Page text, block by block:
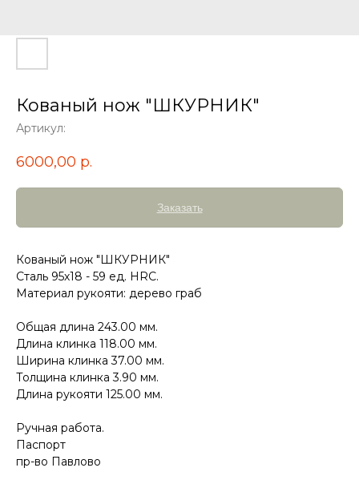
Кованый нож "ШКУРНИК"
Артикул:
6000,00 р.
Заказать
Кованый нож "ШКУРНИК"
Сталь 95х18 - 59 ед. HRC.
Материал рукояти: дерево граб
Общая длина 243.00 мм.
Длина клинка 118.00 мм.
Ширина клинка 37.00 мм.
Толщина клинка 3.90 мм.
Длина рукояти 125.00 мм.
Ручная работа.
Паспорт
пр-во Павлово